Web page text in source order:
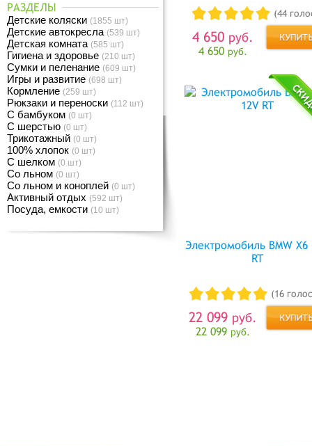
РАЗДЕЛЫ
Детские коляски (1855 шт)
Детские автокресла (539 шт)
Детская комната (585 шт)
Гигиена и здоровье (210 шт)
Сумки и пеленание (609 шт)
Игры и развитие (698 шт)
Кормление (259 шт)
Рюкзаки и переноски (112 шт)
С бамбуком (0 шт)
С шерстью (0 шт)
Трикотажный (0 шт)
100% хлопок (0 шт)
С шелком (0 шт)
Со льном (0 шт)
Со льном и коноплей (0 шт)
Активный отдых (592 шт)
Посуда, емкости (10 шт)
(44
4 650 руб.
4 650 руб.
Электромобиль BMW X6
RT
(16
22 099 руб.
22 099 руб.